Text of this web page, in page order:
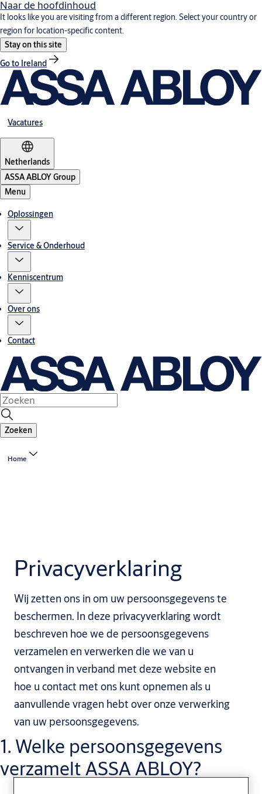
Naar de hoofdinhoud
It looks like you are visiting from a different region. Select your country or
region for location-specific content.
Stay on this site
Go to Ireland
Vacatures
Netherlands
ASSA ABLOY Group
Menu
Oplossingen
Service & Onderhoud
Kenniscentrum
Over ons
Contact
Zoeken
Home
Privacyverklaring
Wij zetten ons in om uw persoonsgegevens te
beschermen. In deze privacyverklaring wordt
beschreven hoe we de persoonsgegevens
verzamelen en verwerken die we van u
ontvangen in verband met deze website en
hoe u contact met ons kunt opnemen als u
aanvullende vragen hebt over onze verwerking
van uw persoonsgegevens.
1. Welke persoonsgegevens
verzamelt ASSA ABLOY?